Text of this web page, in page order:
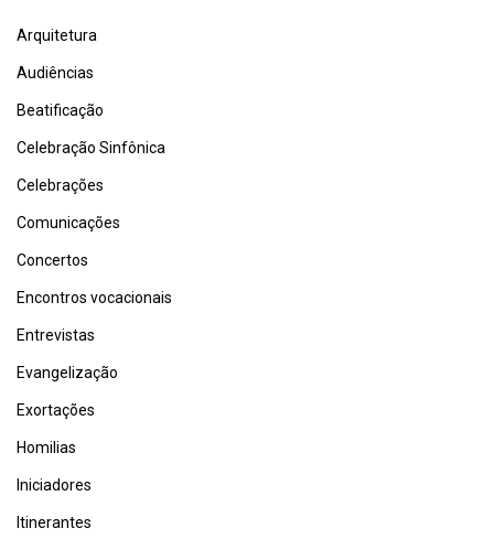
Arquitetura
Audiências
Beatificação
Celebração Sinfônica
Celebrações
Comunicações
Concertos
Encontros vocacionais
Entrevistas
Evangelização
Exortações
Homilias
Iniciadores
Itinerantes